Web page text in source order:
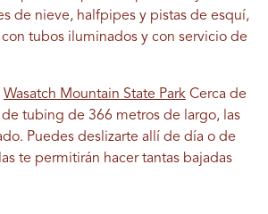
de nieve, halfpipes y pistas de esquí,
tubos iluminados y con servicio de
Wasatch Mountain State Park Cerca de
de tubing de 366 metros de largo, las
Puedes deslizarte allí de día o de
te permitirán hacer tantas bajadas